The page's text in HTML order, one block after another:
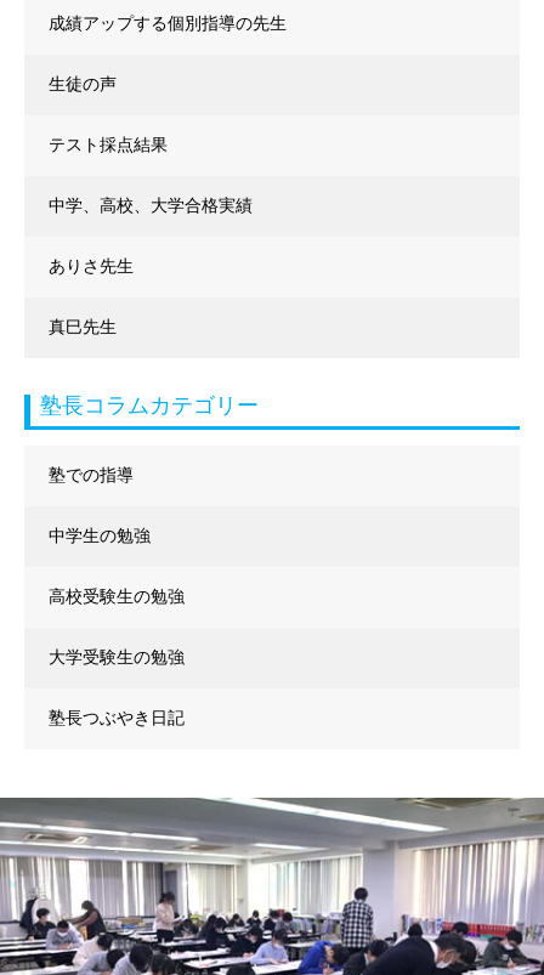
成績アップする個別指導の先生
生徒の声
テスト採点結果
中学、高校、大学合格実績
ありさ先生
真巳先生
塾長コラムカテゴリー
塾での指導
中学生の勉強
高校受験生の勉強
大学受験生の勉強
塾長つぶやき日記